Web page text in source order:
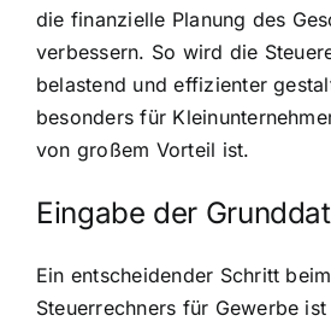
die finanzielle Planung des
verbessern. So wird die
belastend und effizienter
besonders für
von großem Vorteil ist.
Eingabe der
Ein entscheidender Schritt
Steuerrechners für Gewerbe